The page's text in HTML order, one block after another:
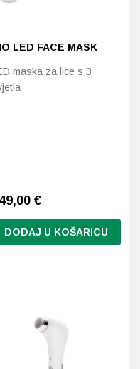
LED FACE MASK
maska za lice s 3
€
DODAJ U KOŠARICU